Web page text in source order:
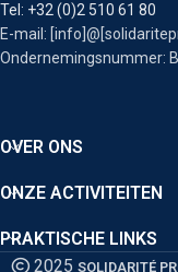
Tel: +32 (0)2 510 61 80
E-mail:
Ondernemingsnummer:
OVER ONS
ONZE ACTIVITEITEN
PRAKTISCHE LINKS
2025 SOLIDARITÉ